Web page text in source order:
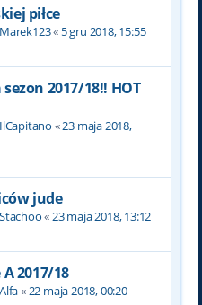
piłce
Marek123« 5 gru 2018, 15:55
2017/18!! HOT
IlCapitano «23 maja 2018,
jude
Stachoo«23 maja 2018, 13:12
2017/18
Alfa«22 maja 2018, 00:20